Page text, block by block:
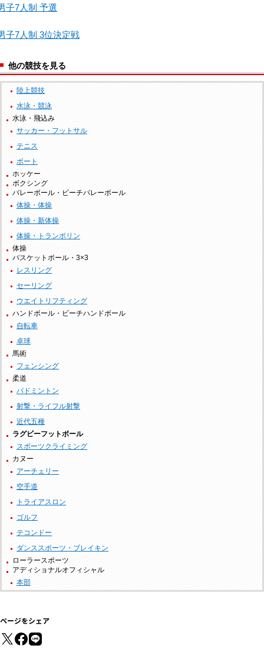
子7人制 予選
子7人制 3位決定戦
他の競技を見る
陸上競技
水泳・競泳
水泳・飛込み
サッカー・フットサル
テニス
ボート
ホッケー
ボクシング
バレーボール・ビーチバレーボール
体操・体操
体操・新体操
体操・トランポリン
体操
バスケットボール・3×3
レスリング
セーリング
ウエイトリフティング
ハンドボール・ビーチハンドボール
自転車
卓球
馬術
フェンシング
柔道
バドミントン
射撃・ライフル射撃
近代五種
ラグビーフットボール
スポーツクライミング
カヌー
アーチェリー
空手道
トライアスロン
ゴルフ
テコンドー
ダンススポーツ・ブレイキン
ローラースポーツ
アディショナルオフィシャル
本部
ページをシェア